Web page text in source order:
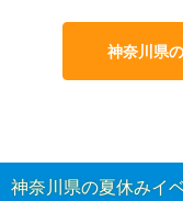
神奈川県
神奈川県の夏休みイ